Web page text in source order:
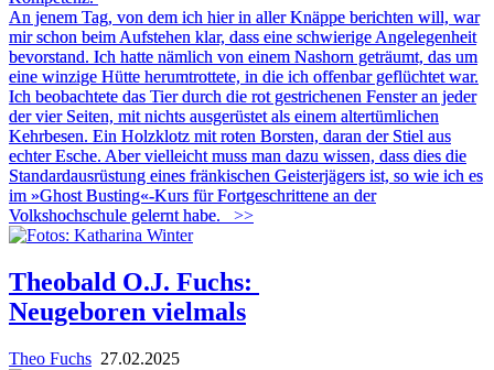
An jenem Tag, von dem ich hier in aller Knäppe berichten will, war
mirschon beim Aufstehen klar, dass eine schwierige Angelegenheit
bevorstand. Ich hatte nämlich von einem Nashorn geträumt, das um
eine winzige Hütte herumtrottete, in die ich offenbar geflüchtet war.
Ich beobachtete das Tier durch die rot gestrichenen Fenster an jeder
der vier Seiten, mit nichts ausgerüstet als einem altertümlichen
Kehrbesen. Ein Holzklotz mit roten Borsten, daran der Stiel aus
echter Esche. Aber vielleicht muss man dazu wissen, dass dies die
Standardausrüstung eines fränkischen Geisterjägers ist, so wie ich es
im »Ghost Busting«-Kurs für Fortgeschrittene an der
Volkshochschule gelernt habe.
>>
Theobald O.J. Fuchs:
Neugeboren vielmals
Theo Fuchs 27.02.2025